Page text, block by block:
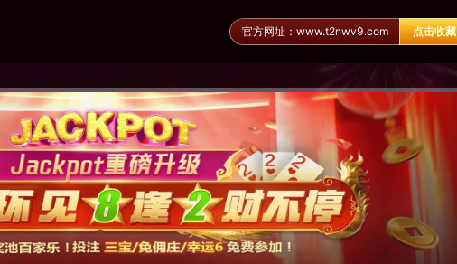
官方网址：www.t2nwv9.com 点击收藏